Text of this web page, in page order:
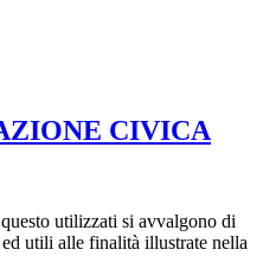
CIVICA
utilizzati si avvalgono di
utili alle finalità illustrate nella